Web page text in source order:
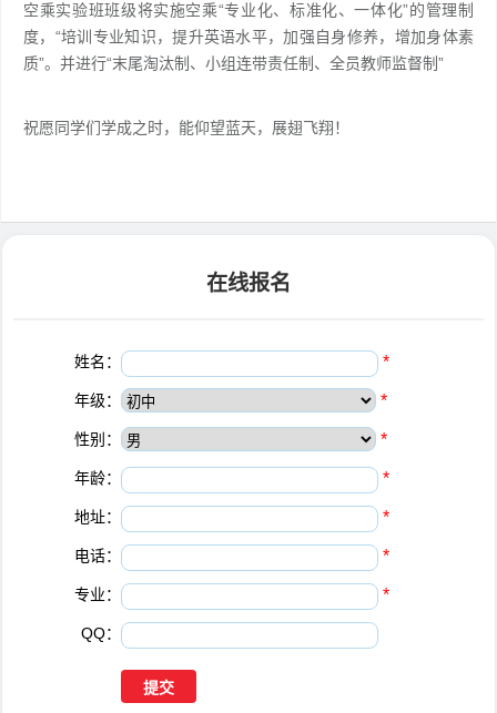
空乘实验班班级将实施空乘“专业化、标准化、一体化”的管理制
度，“培训专业知识，提升英语水平，加强自身修养，增加身体素
质”。并进行“末尾淘汰制、小组连带责任制、全员教师监督制”
祝愿同学们学成之时，能仰望蓝天，展翅飞翔！
在线报名
姓名： *
年级： *
性别： *
年龄： *
地址： *
电话： *
专业： *
QQ：